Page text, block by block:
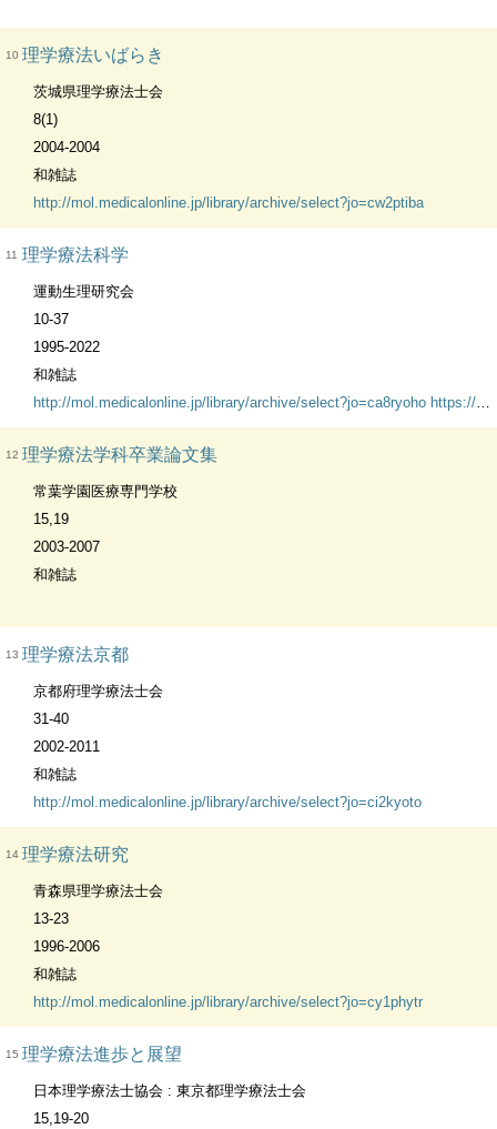
10 理学療法いばらき
茨城県理学療法士会
8(1)
2004-2004
和雑誌
http://mol.medicalonline.jp/library/archive/select?jo=cw2ptiba
11 理学療法科学
運動生理研究会
10-37
1995-2022
和雑誌
http://mol.medicalonline.jp/library/archive/select?jo=ca8ryoho https://www.jstage.jst.go.jp/browse/rika/-char/ja/
12 理学療法学科卒業論文集
常葉学園医療専門学校
15,19
2003-2007
和雑誌
13 理学療法京都
京都府理学療法士会
31-40
2002-2011
和雑誌
http://mol.medicalonline.jp/library/archive/select?jo=ci2kyoto
14 理学療法研究
青森県理学療法士会
13-23
1996-2006
和雑誌
http://mol.medicalonline.jp/library/archive/select?jo=cy1phytr
15 理学療法進歩と展望
日本理学療法士協会 : 東京都理学療法士会
15,19-20